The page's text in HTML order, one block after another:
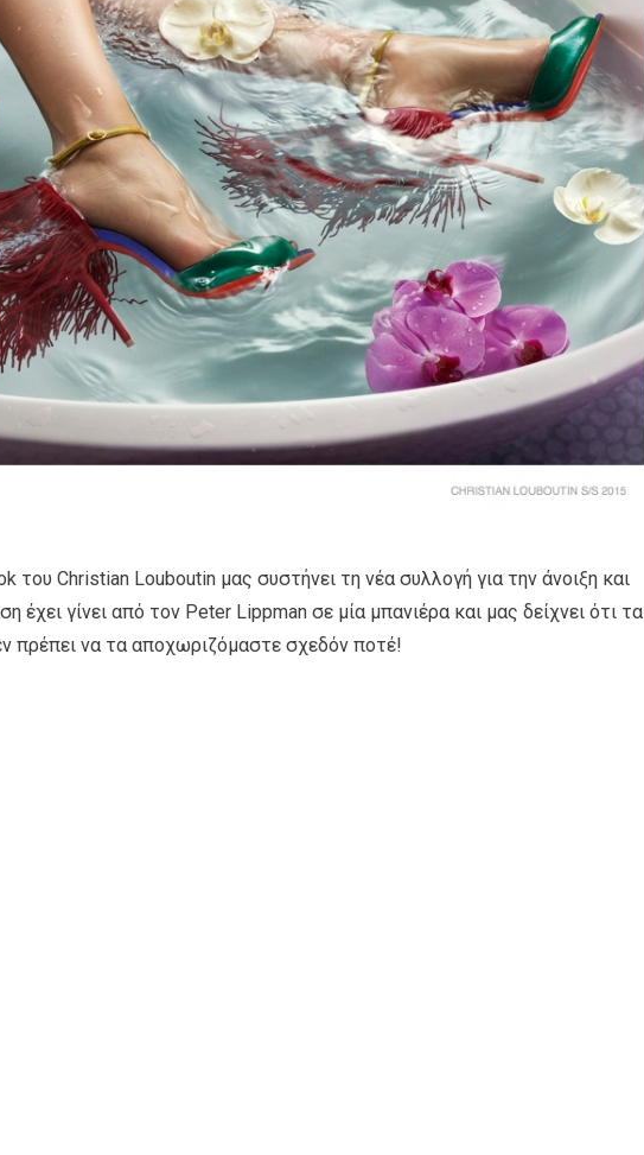
του Christian Louboutin μας συστήνει τη νέα συλλογή για την άνοιξη και
έχει γίνει από τον Peter Lippman σε μία μπανιέρα και μας δείχνει ότι τα
πρέπει να τα αποχωριζόμαστε σχεδόν ποτέ!